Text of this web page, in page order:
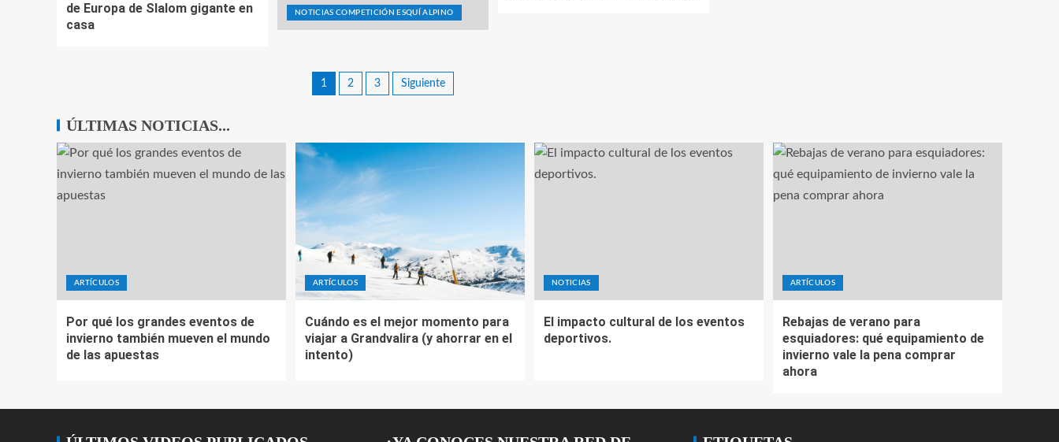
de Europa de Slalom gigante en
casa
NOTICIAS COMPETICIÓN ESQUÍ ALPINO
1 2 3 Siguiente
ÚLTIMAS NOTICIAS...
ARTÍCULOS
Por qué los grandes eventos de
invierno también mueven el mundo
de las apuestas
ARTÍCULOS
Cuándo es el mejor momento para
viajar a Grandvalira (y ahorrar en el
intento)
NOTICIAS
El impacto cultural de los eventos
deportivos.
ARTÍCULOS
Rebajas de verano para
esquiadores: qué equipamiento de
invierno vale la pena comprar
ahora